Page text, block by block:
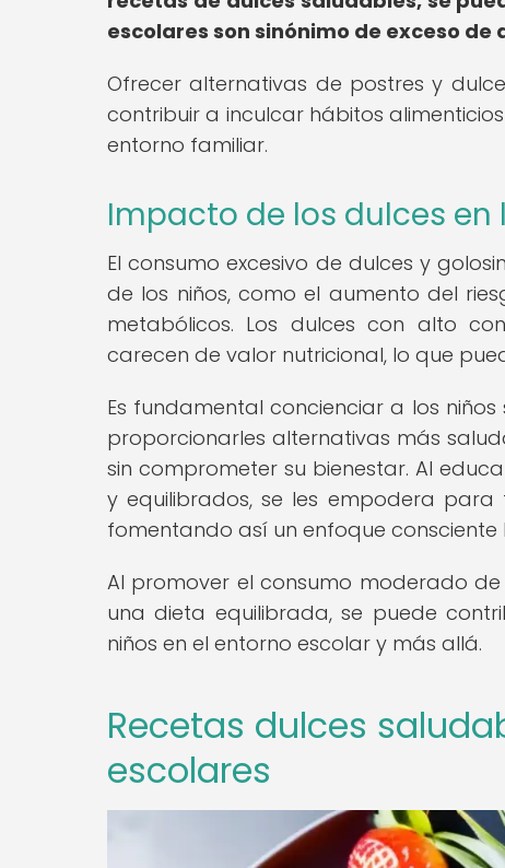
escolares son sinónimo de exceso
Ofrecer alternativas de postres y
contribuir a inculcar hábitos
entorno familiar.
Impacto de los dulces en
El consumo excesivo de dulces y
de los niños, como el aumento del
metabólicos. Los dulces con alto
carecen de valor nutricional, lo que
Es fundamental concienciar a los
proporcionarles alternativas más
sin comprometer su bienestar. Al
y equilibrados, se les empodera para
fomentando así un enfoque
Al promover el consumo moderado
una dieta equilibrada, se puede
niños en el entorno escolar y más allá.
Recetas dulces
escolares